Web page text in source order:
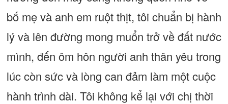
bố mẹ và anh em ruột thịt, tôi chuẩn bị hành
lý và lên đường mong muổn trở về đất nước
mình, đến ôm hôn người anh thân yêu trong
lúc còn sức và lòng can đảm làm một cuộc
hành trình dài. Tôi không kể lại với chị thời